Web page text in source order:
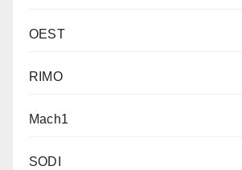
OEST
RIMO
Mach1
SODI